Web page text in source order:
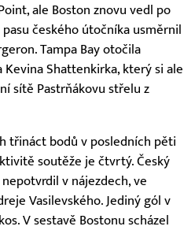
ale Boston znovu vedl po
českého útočníka usměrnil
Tampa Bay otočila
Shattenkirka, který si ale
sítě Pastrňákovu střelu z
třináct bodů v posledních pěti
soutěže je čtvrtý. Český
v nájezdech, ve
Vasilevského. Jediný gól v
V sestavě Bostonu scházel